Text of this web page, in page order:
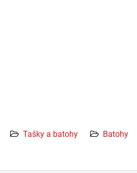
Tašky a batohy Batohy